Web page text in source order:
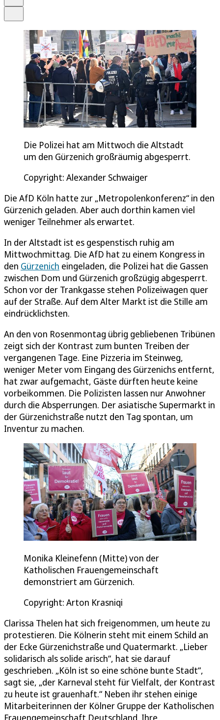
Die Polizei hat am Mittwoch die Altstadt
um den Gürzenich großräumig abgesperrt.
Copyright: Alexander Schwaiger
Die AfD Köln hatte zur „Metropolenkonferenz“ in den
Gürzenich geladen. Aber auch dorthin kamen viel
weniger Teilnehmer als erwartet.
In der Altstadt ist es gespenstisch ruhig am
Mittwochmittag. Die AfD hat zu einem Kongress in
den Gürzenich eingeladen, die Polizei hat die Gassen
zwischen Dom und Gürzenich großzügig abgesperrt.
Schon vor der Trankgasse stehen Polizeiwagen quer
auf der Straße. Auf dem Alter Markt ist die Stille am
eindrücklichsten.
An den von Rosenmontag übrig gebliebenen Tribünen
zeigt sich der Kontrast zum bunten Treiben der
vergangenen Tage. Eine Pizzeria im Steinweg,
weniger Meter vom Eingang des Gürzenichs entfernt,
hat zwar aufgemacht, Gäste dürften heute keine
vorbeikommen. Die Polizisten lassen nur Anwohner
durch die Absperrungen. Der asiatische Supermarkt in
der Gürzenichstraße nutzt den Tag spontan, um
Inventur zu machen.
Monika Kleinefenn (Mitte) von der
Katholischen Frauengemeinschaft
demonstriert am Gürzenich.
Copyright: Arton Krasniqi
Clarissa Thelen hat sich freigenommen, um heute zu
protestieren. Die Kölnerin steht mit einem Schild an
der Ecke Gürzenichstraße und Quatermarkt. „Lieber
solidarisch als solide arisch“, hat sie darauf
geschrieben. „Köln ist so eine schöne bunte Stadt“,
sagt sie, „der Karneval steht für Vielfalt, der Kontrast
zu heute ist grauenhaft.“ Neben ihr stehen einige
Mitarbeiterinnen der Kölner Gruppe der Katholischen